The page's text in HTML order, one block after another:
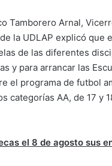
Tamborero Arnal,
la UDLAP explicó que
de las diferentes
y para arrancar las
el programa de futbol
categorías AA, de 17 y
el 8 de agosto sus